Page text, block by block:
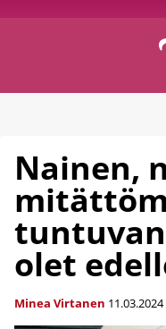
Nainen,
olet
Minea Virtanen 11.03.2024